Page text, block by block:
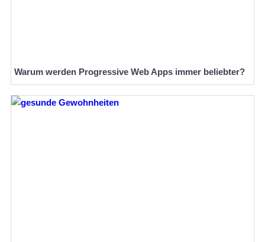
Warum werden Progressive Web Apps immer beliebter?